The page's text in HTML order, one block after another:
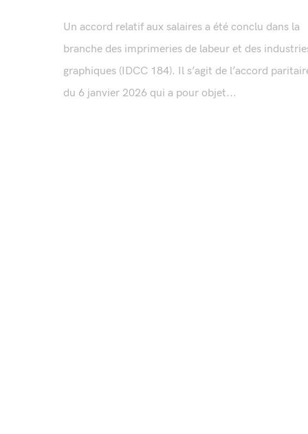
Un accord relatif aux salaires a été conclu dans la
branche des imprimeries de labeur et des
graphiques (IDCC 184). Il s’agit de l’accord
du 6 janvier 2026 qui a pour objet...